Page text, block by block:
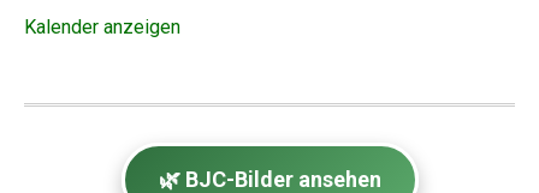
Kalender anzeigen
🌿 BJC-Bilder ansehen